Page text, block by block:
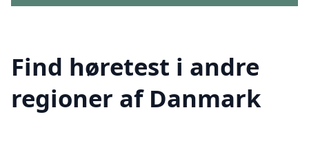
Find høretest i andre
regioner af Danmark